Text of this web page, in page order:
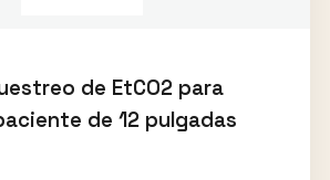
de EtCO2 para
de 12 pulgadas